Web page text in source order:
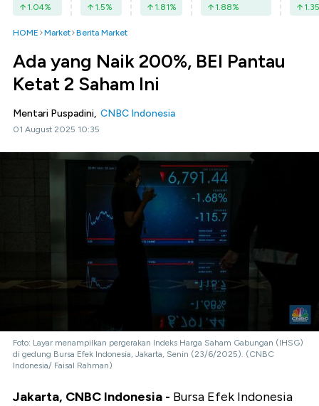
1.04% 1.5% 1.81% 1.88% 1.35
HOME Market Berita Market
Ada yang Naik 200%, BEI Pantau
Ketat 2 Saham Ini
Mentari Puspadini, CNBC Indonesia
01 August 2025 10:35
Foto: Layar menampilkan pergerakan Indeks Harga Saham Gabungan (IHSG)
di gedung Bursa Efek Indonesia, Jakarta, Senin (23/6/2025). (CNBC
Indonesia/ Faisal Rahman)
Jakarta, CNBC Indonesia - Bursa Efek Indonesia